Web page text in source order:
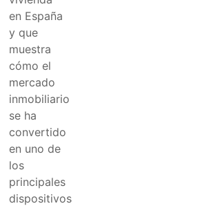
en España
y que
muestra
cómo el
mercado
inmobiliario
se ha
convertido
en uno de
los
principales
dispositivos